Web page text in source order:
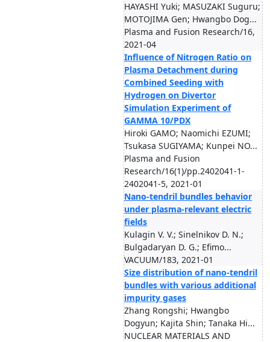
HAYASHI Yuki; MASUZAKI Suguru;
MOTOJIMA Gen; Hwangbo Dog...
Plasma and Fusion Research/16,
2021-04
Influence of Nitrogen Ratio on
Plasma Detachment during
Combined Seeding with
Hydrogen on Divertor
Simulation Experiment of
GAMMA 10/PDX
Hiroki GAMO; Naomichi EZUMI;
Tsukasa SUGIYAMA; Kunpei NO...
Plasma and Fusion
Research/16(1)/pp.2402041-1-
2402041-5, 2021-01
Nano-tendril bundles behavior
under plasma-relevant electric
fields
Kulagin V. V.; Sinelnikov D. N.;
Bulgadaryan D. G.; Efimo...
VACUUM/183, 2021-01
Size distribution of nano-tendril
bundles with various additional
impurity gases
Zhang Rongshi; Hwangbo
Dogyun; Kajita Shin; Tanaka Hi...
NUCLEAR MATERIALS AND